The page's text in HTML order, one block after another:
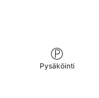
Pysäköinti